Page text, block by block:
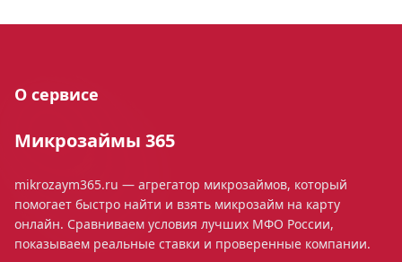
О сервисе
Микрозаймы 365
mikrozaym365.ru — агрегатор микрозаймов, который
помогает быстро найти и взять микрозайм на карту
онлайн. Сравниваем условия лучших МФО России,
показываем реальные ставки и проверенные компании.